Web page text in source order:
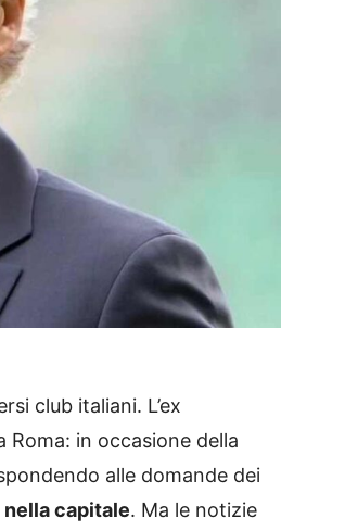
club italiani. L’ex
Roma: in occasione della
alle domande dei
capitale. Ma le notizie